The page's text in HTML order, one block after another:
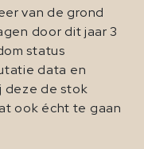
van de grond
door dit jaar 3
status
data en
deze de stok
ook écht te gaan